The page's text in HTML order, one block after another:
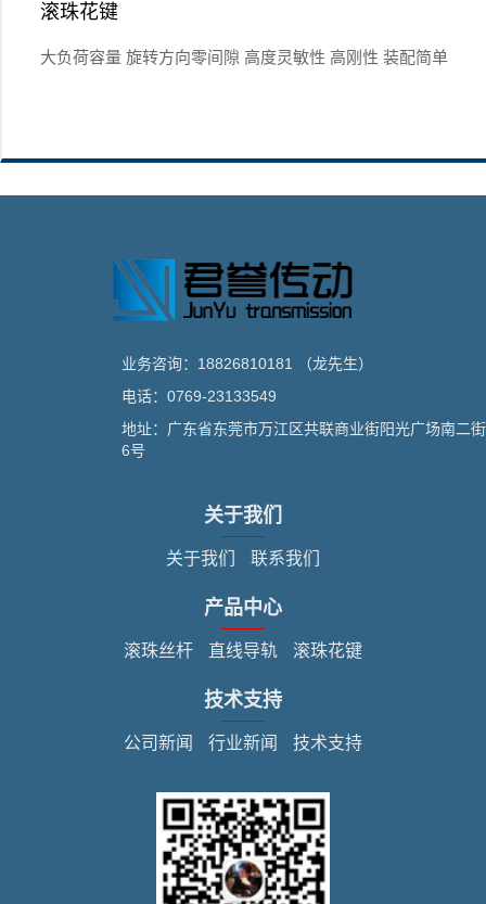
滚珠花键
大负荷容量 旋转方向零间隙 高度灵敏性 高刚性 装配简单
业务咨询：18826810181 （龙先生）
电话：0769-23133549
地址：广东省东莞市万江区共联商业街阳光广场南二街
6号
关于我们
关于我们 联系我们
产品中心
滚珠丝杆 直线导轨 滚珠花键
技术支持
公司新闻 行业新闻 技术支持